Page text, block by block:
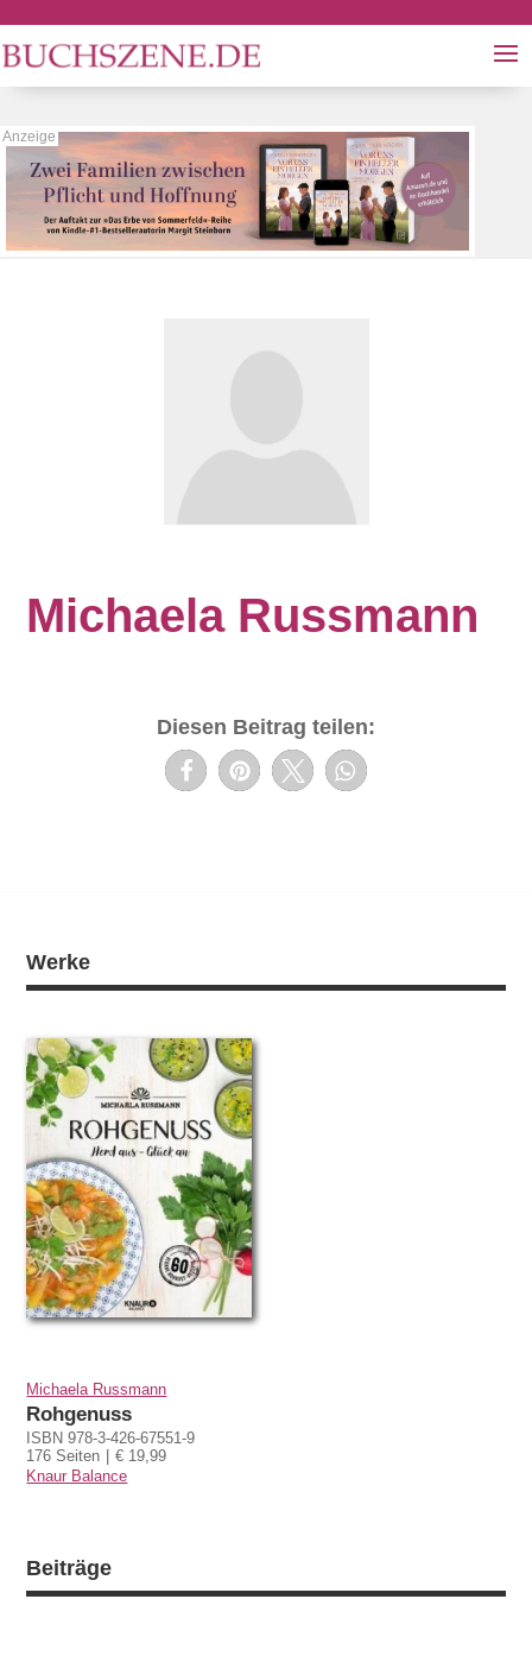
Michaela Russmann
Diesen Beitrag teilen:
Werke
Michaela Russmann
Rohgenuss
ISBN 978-3-426-67551-9
176 Seiten
€ 19,99
Knaur Balance
Beiträge